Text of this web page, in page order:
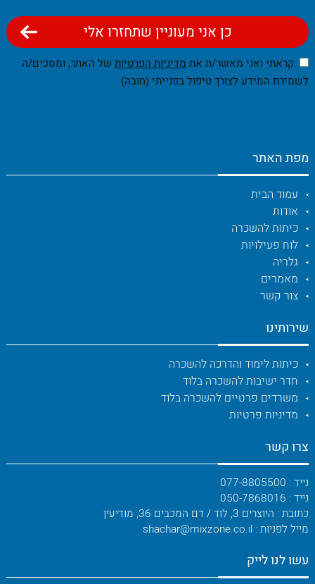
קראתי ואני מאשר/ת אתמדיניות הפרטיותשל האתר, ומסכים/ה
לשמירת המידע לצורך טיפול בפנייתי (חובה)
מפת האתר
עמוד הבית
אודות
כיתות להשכרה
לוח פעילויות
גלריה
מאמרים
צור קשר
שירותינו
כיתות לימוד והדרכה להשכרה
חדר ישיבות להשכרה בלוד
משרדים פרטיים להשכרה בלוד
מדיניות פרטיות
צרו קשר
נייד : 077-8805500
נייד : 050-7868016
כתובת : היוצרים 3, לוד / דם המכבים 36, מודיעין
מייל לפניות : shachar@mixzone.co.il
עשו לנו לייק